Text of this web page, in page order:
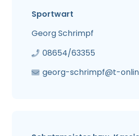
Sportwart
Georg Schrimpf
08654/63355
georg-schrimpf@t-